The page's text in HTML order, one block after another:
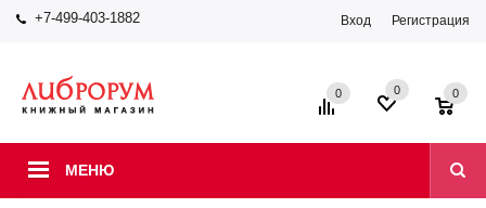
+7-499-403-1882 Вход Регистрация
МЕНЮ
0 0 0